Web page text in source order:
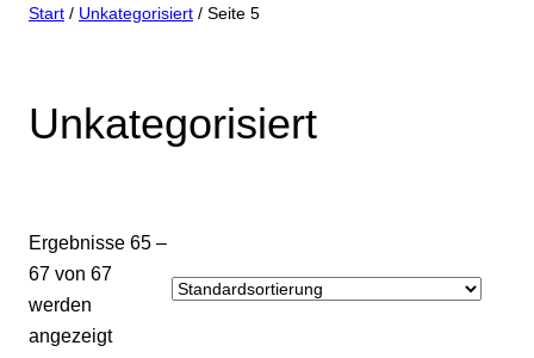
Start / Unkategorisiert / Seite 5
Unkategorisiert
Ergebnisse 65 –
67 von 67
werden
angezeigt